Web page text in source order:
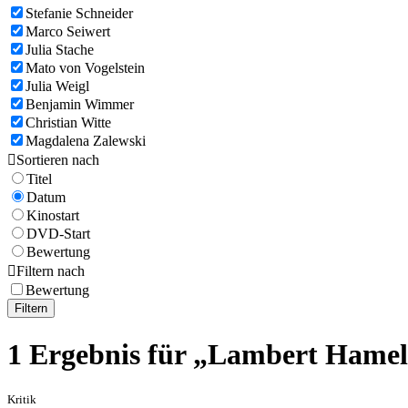
Stefanie Schneider
Marco Seiwert
Julia Stache
Mato von Vogelstein
Julia Weigl
Benjamin Wimmer
Christian Witte
Magdalena Zalewski
Sortieren nach
Titel
Datum
Kinostart
DVD-Start
Bewertung
Filtern nach
Bewertung
Filtern
1 Ergebnis für „Lambert
Kritik